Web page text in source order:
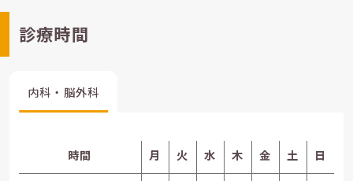
診療時間
内科・脳外科
時間 月 火 水 木 金 土 日